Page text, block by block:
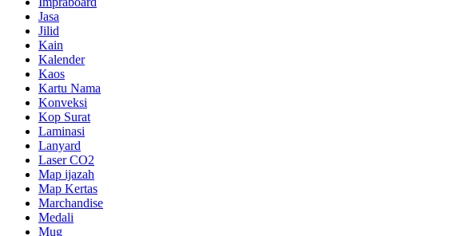
Jasa
Jilid
Kain
Kalender
Kaos
Kartu Nama
Konveksi
Kop Surat
Laminasi
Lanyard
Laser CO2
Map ijazah
Map Kertas
Marchandise
Medali
Mug